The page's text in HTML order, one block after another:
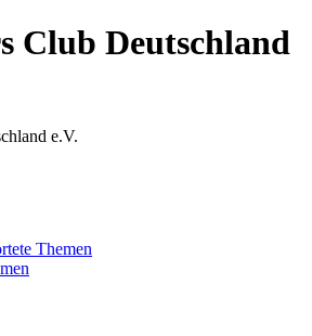
Club Deutschland
e.V.
Themen